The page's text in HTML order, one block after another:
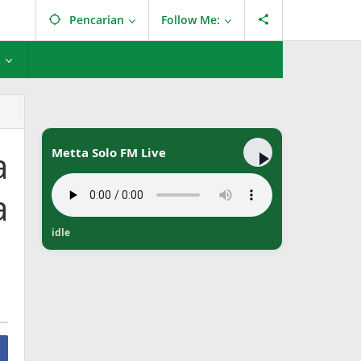
Pencarian Follow Me:
Metta Solo FM Live
idle